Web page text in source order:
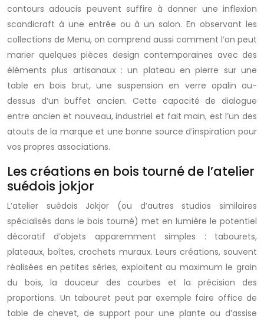
contours adoucis peuvent suffire à donner une inflexion
scandicraft à une entrée ou à un salon. En observant les
collections de Menu, on comprend aussi comment l’on peut
marier quelques pièces design contemporaines avec des
éléments plus artisanaux : un plateau en pierre sur une
table en bois brut, une suspension en verre opalin au-
dessus d’un buffet ancien. Cette capacité de dialogue
entre ancien et nouveau, industriel et fait main, est l’un des
atouts de la marque et une bonne source d’inspiration pour
vos propres associations.
Les créations en bois tourné de l’atelier
suédois jokjor
L’atelier suédois Jokjor (ou d’autres studios similaires
spécialisés dans le bois tourné) met en lumière le potentiel
décoratif d’objets apparemment simples : tabourets,
plateaux, boîtes, crochets muraux. Leurs créations, souvent
réalisées en petites séries, exploitent au maximum le grain
du bois, la douceur des courbes et la précision des
proportions. Un tabouret peut par exemple faire office de
table de chevet, de support pour une plante ou d’assise